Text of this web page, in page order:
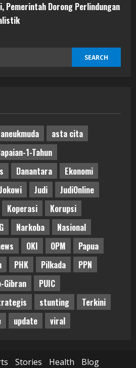
Pemerintah Dorong Perlindungan
aneukmuda
asta cita
1-Tahun
Danantara
Ekonomi
Jokowi Judi
JudiOnline
Koperasi
Korupsi
Narkoba
Nasional
OKI OPM
Papua
PHK Pilkada
PPN
Gibran
PUIC
stunting
Terkini
update viral
Stories Health Blog